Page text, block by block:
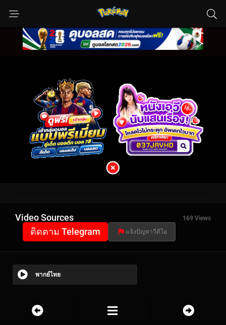
Video Sources 169 Views
ติดตาม Telegram แจ้งปัญหาวีดีโอ
พากย์ไทย